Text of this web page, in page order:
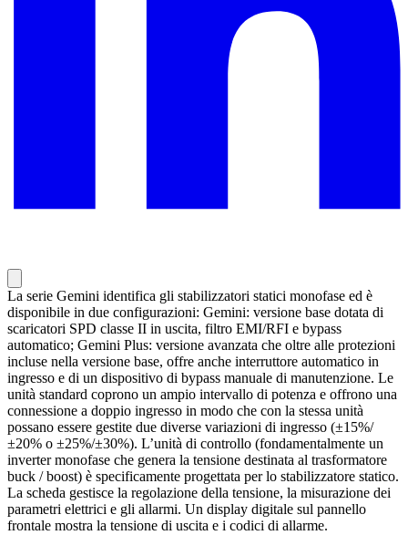
La serie Gemini identifica gli stabilizzatori statici monofase ed è
disponibile in due configurazioni: Gemini: versione base dotata di
scaricatori SPD classe II in uscita, filtro EMI/RFI e bypass
automatico; Gemini Plus: versione avanzata che oltre alle protezioni
incluse nella versione base, offre anche interruttore automatico in
ingresso e di un dispositivo di bypass manuale di manutenzione. Le
unità standard coprono un ampio intervallo di potenza e offrono una
connessione a doppio ingresso in modo che con la stessa unità
possano essere gestite due diverse variazioni di ingresso (±15%/
±20% o ±25%/±30%). L’unità di controllo (fondamentalmente un
inverter monofase che genera la tensione destinata al trasformatore
buck / boost) è specificamente progettata per lo stabilizzatore statico.
La scheda gestisce la regolazione della tensione, la misurazione dei
parametri elettrici e gli allarmi. Un display digitale sul pannello
frontale mostra la tensione di uscita e i codici di allarme.